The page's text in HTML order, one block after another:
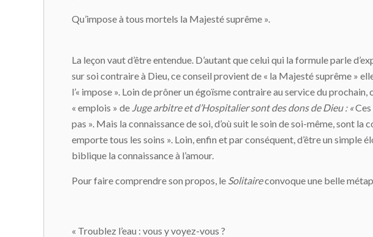
Qu’impose à tous mortels la Majesté suprême ».
La leçon vaut d’être entendue. D’autant que celui qui la formule parle
sur soi contraire à Dieu, ce conseil provient de « la Majesté suprême »
l’« impose ». Loin de prôner un égoïsme contraire au service du
« emplois » de Juge arbitre et d’Hospitalier sont des dons de Dieu : «
pas ». Mais la connaissance de soi, d’où suit le soin de soi-même, sont la
emporte tous les soins ». Loin, enfin et par conséquent, d’être un simple
biblique la connaissance à l’amour.
Pour faire comprendre son propos, le Solitaireconvoque une belle
« Troublez l’eau : vous y voyez-vous ?